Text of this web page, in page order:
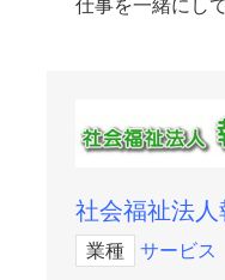
仕事を一緒にし
社会福祉法人
業種 サービス